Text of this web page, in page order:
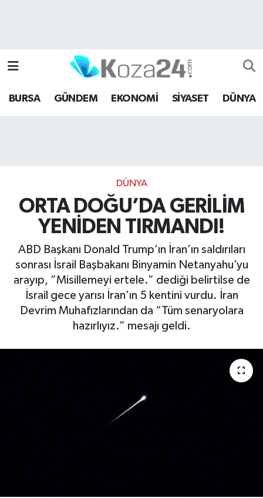
BURSA GÜNDEM EKONOMİ SİYASET DÜNYA
DÜNYA
ORTA DOĞU’DA GERİLİM
YENİDEN TIRMANDI!
ABD Başkanı Donald Trump’ın İran’ın saldırıları
sonrası İsrail Başbakanı Binyamin Netanyahu’yu
arayıp, ”Misillemeyi ertele.” dediği belirtilse de
İsrail gece yarısı İran’ın 5 kentini vurdu. İran
Devrim Muhafızlarından da “Tüm senaryolara
hazırlıyız.” mesajı geldi.
Bursa Hava Durumu
Bursa Namaz Vakitleri
Son Dakika Haberleri
Haber Arşivi